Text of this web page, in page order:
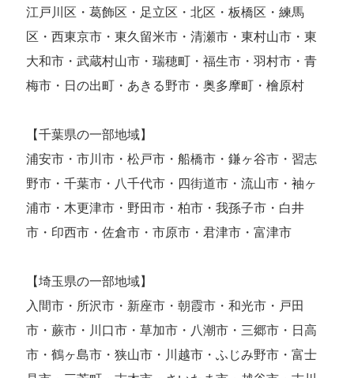
江戸川区・葛飾区・足立区・北区・板橋区・練馬
区・西東京市・東久留米市・清瀬市・東村山市・東
大和市・武蔵村山市・瑞穂町・福生市・羽村市・青
梅市・日の出町・あきる野市・奥多摩町・檜原村
【千葉県の一部地域】
浦安市・市川市・松戸市・船橋市・鎌ヶ谷市・習志
野市・千葉市・八千代市・四街道市・流山市・袖ヶ
浦市・木更津市・野田市・柏市・我孫子市・白井
市・印西市・佐倉市・市原市・君津市・富津市
【埼玉県の一部地域】
入間市・所沢市・新座市・朝霞市・和光市・戸田
市・蕨市・川口市・草加市・八潮市・三郷市・日高
市・鶴ヶ島市・狭山市・川越市・ふじみ野市・富士